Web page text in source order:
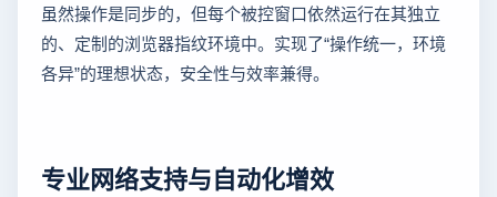
虽然操作是同步的，但每个被控窗口依然运行在其独立
的、定制的浏览器指纹环境中。实现了“操作统一，环境
各异”的理想状态，安全性与效率兼得。
专业网络支持与自动化增效